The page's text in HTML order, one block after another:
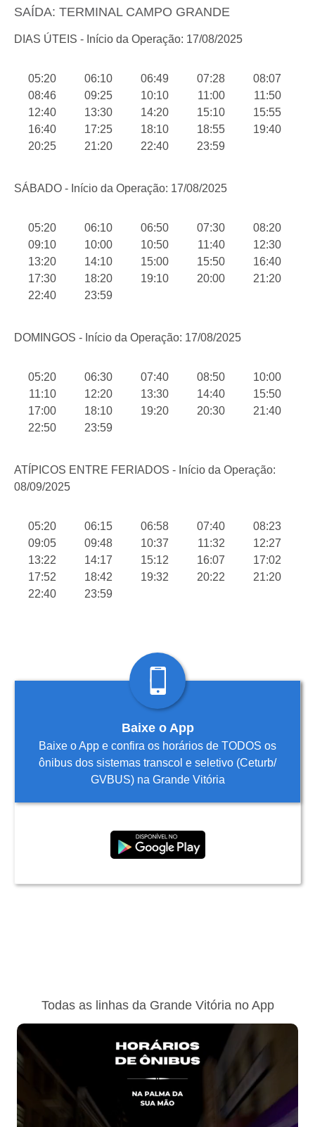
SAÍDA: TERMINAL CAMPO GRANDE
DIAS ÚTEIS - Início da Operação: 17/08/2025
05:20 06:10 06:49 07:28
08:07
08:46
09:25 10:10 11:00
11:50
12:40
13:30 14:20 15:10
15:55
16:40
17:25 18:10 18:55
19:40
20:25
21:20 22:40 23:59
SÁBADO - Início da Operação: 17/08/2025
05:20 06:10 06:50 07:30
08:20
09:10
10:00 10:50 11:40
12:30
13:20
14:10 15:00 15:50
16:40
17:30
18:20 19:10 20:00
21:20
22:40
23:59
DOMINGOS - Início da Operação: 17/08/2025
05:20 06:30 07:40 08:50
10:00
11:10
12:20 13:30 14:40
15:50
17:00
18:10 19:20 20:30
21:40
22:50
23:59
ATÍPICOS ENTRE FERIADOS - Início da Operação:
08/09/2025
05:20 06:15 06:58 07:40
08:23
09:05
09:48 10:37 11:32
12:27
13:22
14:17 15:12 16:07
17:02
17:52
18:42 19:32 20:22
21:20
22:40
23:59
Baixe o App
Baixe o App e confira os horários de TODOS os
ônibus dos sistemas transcol e seletivo (Ceturb/
GVBUS) na Grande Vitória
Todas as linhas da Grande Vitória no App